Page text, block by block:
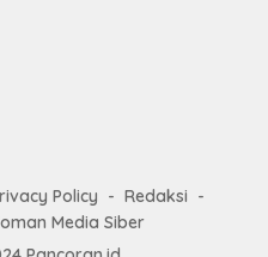
Policy
Redaksi
Media Siber